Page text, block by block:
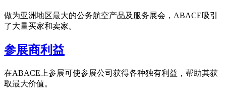
做为亚洲地区最大的公务航空产品及服务展会，ABACE吸引
了大量买家和卖家。
参展商利益
在ABACE上参展可使参展公司获得各种独有利益，帮助其获
取最大价值。